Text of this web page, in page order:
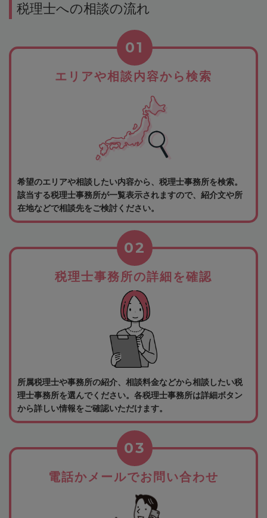
税理士への相談の流れ
エリアや相談内容から検索
01
希望のエリアや相談したい内容から、税理士事務所を検索。
該当する税理士事務所が一覧表示されますので、紹介文や所
在地などで相談先をご検討ください。
税理士事務所の詳細を確認
02
所属税理士や事務所の紹介、相談料金などから相談したい税
理士事務所を選んでください。各税理士事務所は詳細ボタン
から詳しい情報をご確認いただけます。
電話かメールでお問い合わせ
03